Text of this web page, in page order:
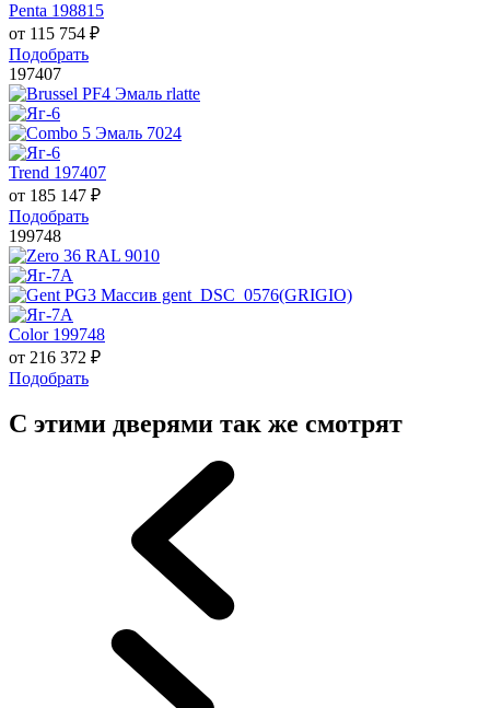
Penta 198815
от 115 754 ₽
Подобрать
197407
Trend 197407
от 185 147 ₽
Подобрать
199748
Color 199748
от 216 372 ₽
Подобрать
С этими дверями так же смотрят